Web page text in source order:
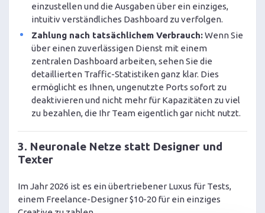
einzustellen und die Ausgaben über ein einziges,
intuitiv verständliches Dashboard zu verfolgen.
Zahlung nach tatsächlichem Verbrauch:Wenn Sie
über einen zuverlässigen Dienst mit einem
zentralen Dashboard arbeiten, sehen Sie die
detaillierten Traffic-Statistiken ganz klar. Dies
ermöglicht es Ihnen, ungenutzte Ports sofort zu
deaktivieren und nicht mehr für Kapazitäten zu viel
zu bezahlen, die Ihr Team eigentlich gar nicht nutzt.
3. Neuronale Netze statt Designer und
Texter
Im Jahr 2026 ist es ein übertriebener Luxus für Tests,
einem Freelance-Designer $10-20 für ein einziges